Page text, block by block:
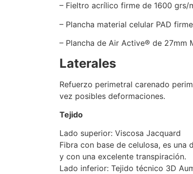
– Fieltro acrílico firme de 1600 grs/
– Plancha material celular PAD
– Plancha de Air Active® de
Laterales
Refuerzo perimetral carenado
vez posibles deformaciones.
Tejido
Lado superior: Viscosa Jacquard
Fibra con base de celulosa, es
y con una excelente transpiración.
Lado inferior: Tejido técnico 3D